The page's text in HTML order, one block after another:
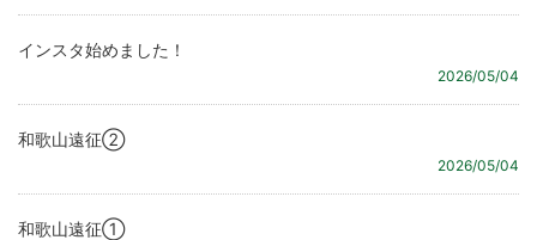
インスタ始めました！
2026/05/04
和歌山遠征②
2026/05/04
和歌山遠征①